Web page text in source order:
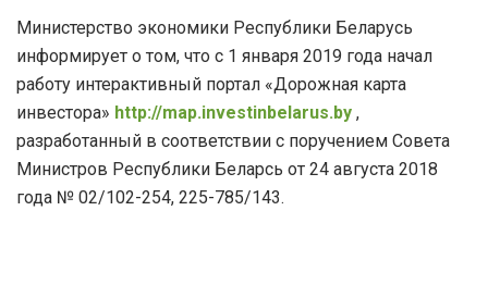
Министерство экономики Республики Беларусь
информирует о том, что с 1 января 2019 года начал
работу интерактивный портал «Дорожная карта
инвестора» http://map.investinbelarus.by ,
разработанный в соответствии с поручением Совета
Министров Республики Беларсь от 24 августа 2018
года № 02/102-254, 225-785/143.